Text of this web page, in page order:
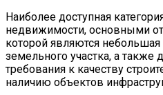
Наиболее доступная
недвижимости, основными
которой являются
земельного участка, а
требования к качеству
наличию объектов